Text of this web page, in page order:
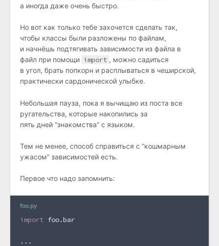
а иногда даже очень быстро.
Но вот как только тебе захочется сделать так,
чтобы классы были разложены по файлам,
и начнёшь подтягивать зависимости из файла в
файл при помощи import , можно садиться
в угол, брать попкорн и расплываться в чеширской,
практически сардонической улыбке.
Небольшая пауза, пока я вычищаю из поста все
ругательства, которые накопились за
пять дней “знакомства” с языком.
Тем не менее, способ справиться с “кошмарным
ужасом” зависимостей есть.
Первое что надо запомнить:
foo.py
import foo.bar
...